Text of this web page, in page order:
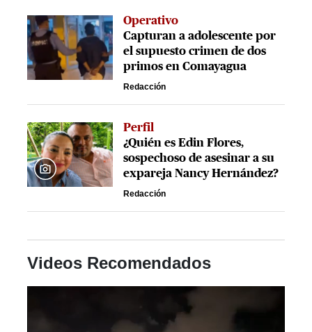
Operativo
Capturan a adolescente por
el supuesto crimen de dos
primos en Comayagua
Redacción
Perfil
¿Quién es Edin Flores,
sospechoso de asesinar a su
expareja Nancy Hernández?
Redacción
Videos Recomendados